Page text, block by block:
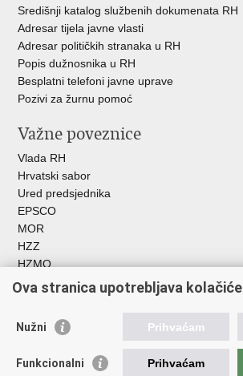
Središnji katalog službenih dokumenata RH
Adresar tijela javne vlasti
Adresar političkih stranaka u RH
Popis dužnosnika u RH
Besplatni telefoni javne uprave
Pozivi za žurnu pomoć
Važne poveznice
Vlada RH
Hrvatski sabor
Ured predsjednika
EPSCO
MOR
HZZ
HZMO
REGOS
Hrvatski zavod za socijalni rad
Akademija socijalne skrbi - ASOSK
Obiteljski centar
AORT
Ova stranica upotrebljava kolačiće
Nužni Prihvaćam
Funkcionalni Prihvaćam